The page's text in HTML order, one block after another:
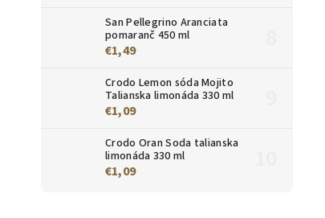
San Pellegrino Aranciata
pomaranč 450 ml
€1,49
Crodo Lemon sóda Mojito
Talianska limonáda 330 ml
€1,09
Crodo Oran Soda talianska
limonáda 330 ml
€1,09